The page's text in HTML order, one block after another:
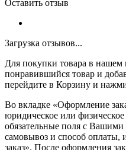
Оставить отзыв
Загрузка отзывов...
Для покупки товара в нашем
понравившийся товар и
перейдите в Корзину и
Во вкладке «Оформление
юридическое или
обязательные поля с
самовывоз и способ
заказ». После оформления